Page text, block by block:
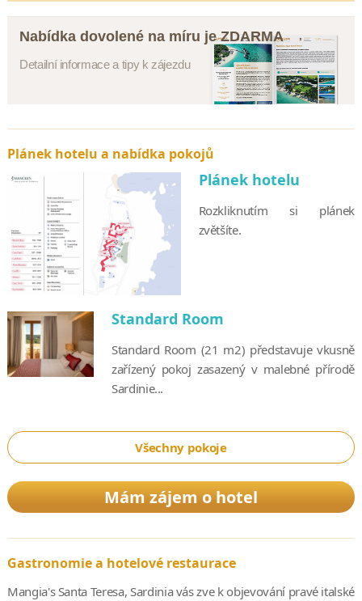
Nabídka dovolené na míru je ZDARMA
Detailní informace a tipy k zájezdu
Plánek hotelu a nabídka pokojů
Plánek hotelu
Rozkliknutím si plánek
zvětšíte.
Standard Room
Standard Room (21 m2) představuje vkusně
zařízený pokoj zasazený v malebné přírodě
Sardinie...
Všechny pokoje
Mám zájem o hotel
Gastronomie a hotelové restaurace
Mangia's Santa Teresa, Sardinia vás zve k objevování pravé italské